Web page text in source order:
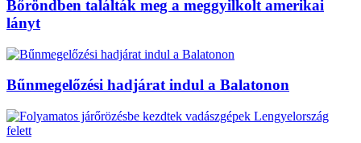
Bőröndben találták meg a meggyilkolt amerikai
lányt
Bűnmegelőzési hadjárat indul a Balatonon